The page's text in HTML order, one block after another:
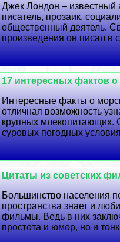
Джек Лондон – известный
писатель, прозаик,
общественный деятель.
произведения он писал в
17 интересных фактов
Интересные факты о
отличная возможность
крупных млекопитающих.
суровых погодных
Цитаты из советских
Большинство населения
прострaнcтва знает и
фильмы. Ведь в них
простота и юмор, но и